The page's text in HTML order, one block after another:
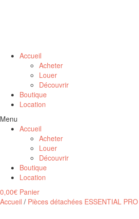
Accueil
Acheter
Louer
Découvrir
Boutique
Location
Menu
Accueil
Acheter
Louer
Découvrir
Boutique
Location
0,00€ Panier
Accueil / Pièces détachées ESSENTIAL PRO